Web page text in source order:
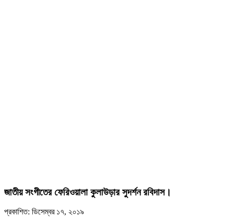
জাতীয় সংগীতের ফেরিওয়ালা কুলাউড়ার সুদর্শন রবিদাস।
প্রকাশিত: ডিসেম্বর ১৭, ২০১৯